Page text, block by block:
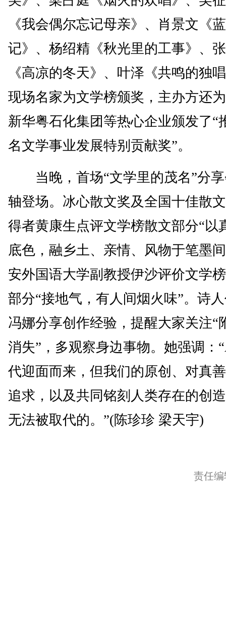
《我会偶尔忘记母亲》、肖景文《
记》、杨绍精《秋光里的工事》、
《高凉的冬天》、叶泽《共鸣的独
现场名家为文学榜颁奖，主办方还
新华粤石化集团等热心企业颁发了“
名文学事业发展特别贡献奖”。
当晚，首场“文学里的茂名”分享
轴登场。冰心散文奖及全国十佳散
得者黄康生点评文学榜散文部分“以
底色，融乡土、亲情、风物于笔墨
安外国语大学副教授伊沙评价文学
部分“接地气，有人间烟火味”。诗
冯娜分享创作经验，提醒大家关注“
消失”，多观察身边事物。她强调：
代迎面而来，但我们的原创、对真
追求，以及共同铭刻人类存在的创
无法被取代的。”(陈珍珍 梁天宇)
责任